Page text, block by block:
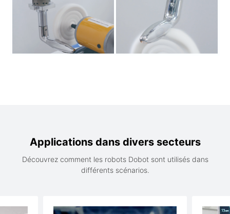
Applications dans divers secteurs
Découvrez comment les robots Dobot sont utilisés dans
différents scénarios.